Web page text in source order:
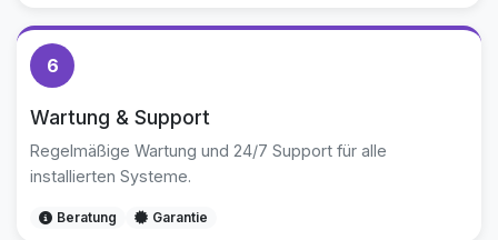
6
Wartung & Support
Regelmäßige Wartung und 24/7 Support für alle
installierten Systeme.
Beratung Garantie